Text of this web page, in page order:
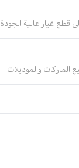
قطع غيار عالية الجودة
الماركات والموديلات